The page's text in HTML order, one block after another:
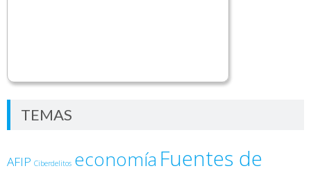
TEMAS
AFIP Ciberdelitos economía Fuentes de